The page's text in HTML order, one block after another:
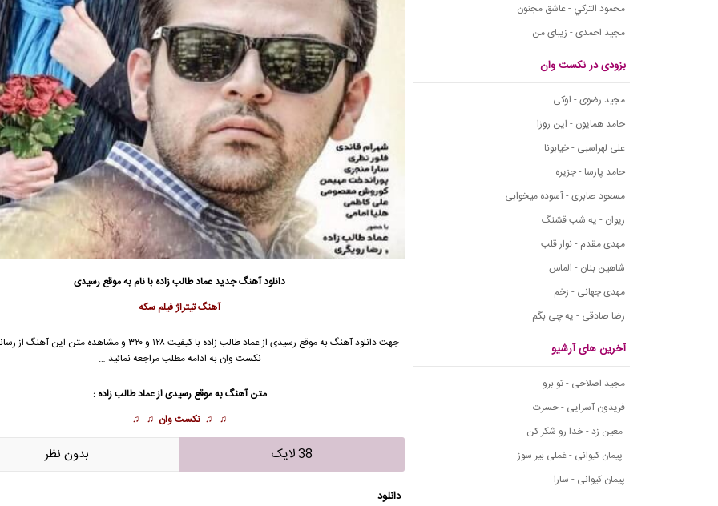
محمود التركي - عاشق مجنون
مجید احمدی - زیبای من
بزودی در نکست وان
مجید رضوی - اوکی
حامد همایون - این روزا
علی لهراسبی - خیابونا
حامد پارسا - جزیره
مسعود صابری - آسوده میخوابی
ریوان - یه شب قشنگ
مهدی مقدم - نوار قلب
شاهین بنان - الماس
مهدی جهانی - زخم
رضا صادقی - یه چی بگم
آخرین های آرشیو
مجید اصلاحی - تو برو
فریدون آسرایی - حسرت
معین زد - خدا رو شکر کن
پیمان کیوانی - غملی بیر سوز
پیمان کیوانی - سارا
دانلود آهنگ جدیدعماد طالب زاده با نام به موقع رسیدی
آهنگ تیتراژ فیلم سکه
جهت دانلود آهنگ به موقع رسیدی ازعماد طالب زاده
با کیفیت ۱۲۸ و ۳۲۰ و مشاهده متن این آهنگ
نکست وان به ادامه مطلب مراجعه نمائید …
متن آهنگ به موقع رسیدی ازعماد طالب زاده :
♫ ♫ نکست وان ♫ ♫
38 لایک بدون نظر
دانلود